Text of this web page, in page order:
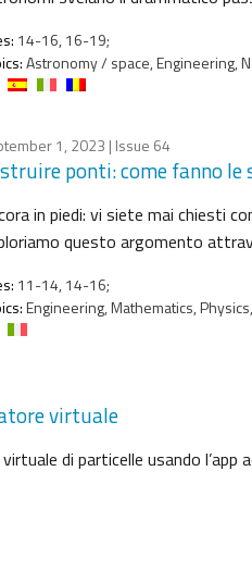
14-16, 16-19;
Astronomy / space, Engineering,
1, 2023 | Issue 64
ponti: come fanno
in piedi: vi siete mai chiesti
questo argomento
11-14, 14-16;
Engineering, Mathematics,
virtuale
di particelle usando